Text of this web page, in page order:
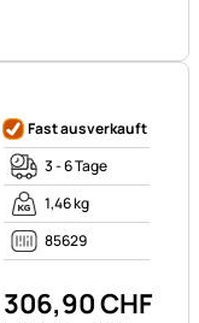
Fast ausverkauft
3 - 6 Tage
1,46 kg
85629
306,90CHF